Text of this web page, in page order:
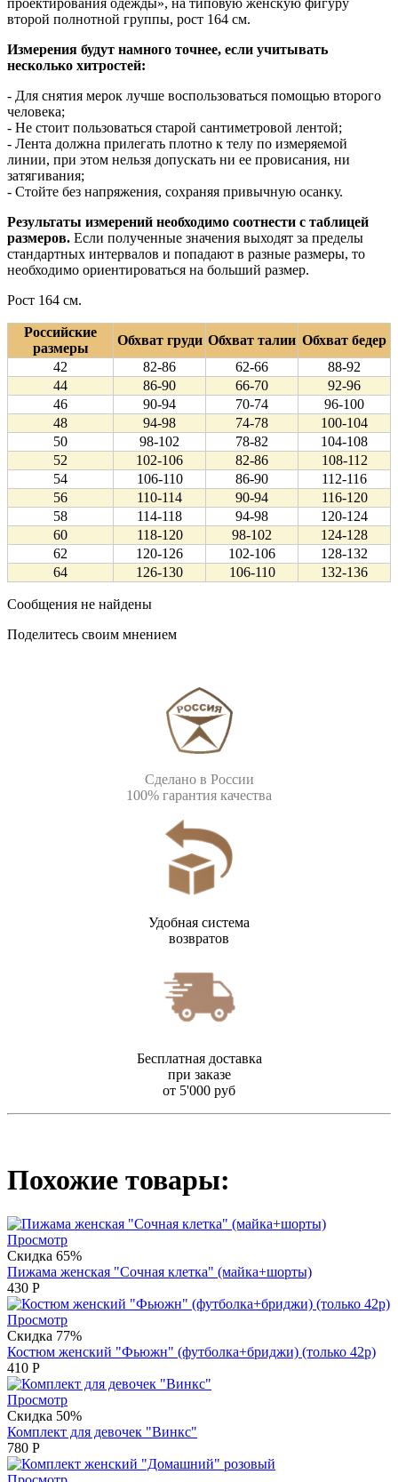
второй полнотной группы, рост 164 см.
Измерения будут намного точнее, если учитывать
несколько хитростей:
- Для снятия мерок лучше воспользоваться помощью второго
человека;
- Не стоит пользоваться старой сантиметровой лентой;
- Лента должна прилегать плотно к телу по измеряемой
линии, при этом нельзя допускать ни ее провисания, ни
затягивания;
- Стойте без напряжения, сохраняя привычную осанку.
Результаты измерений необходимо соотнести с таблицей
размеров. Если полученные значения выходят за пределы
стандартных интервалов и попадают в разные размеры, то
необходимо ориентироваться на больший размер.
Рост 164 см.
Российские
размеры
Обхват груди Обхват талии Обхват бедер
42
82-86 62-66
88-92
44
86-90 66-70
92-96
46
90-94 70-74
96-100
48
94-98 74-78
100-104
50
98-102 78-82
104-108
52
102-106 82-86
108-112
54
106-110 86-90
112-116
56
110-114 90-94
116-120
58
114-118 94-98
120-124
60
118-120 98-102
124-128
62
120-126 102-106
128-132
64
126-130 106-110 132-136
Сообщения не найдены
Поделитесь своим мнением
Сделано в России
100% гарантия качества
Удобная система
возвратов
Бесплатная доставка
при заказе
от 5'000 руб
Похожие товары:
Просмотр
Скидка 65%
Пижама женская "Сочная клетка" (майка+шорты)
430 Р
Просмотр
Скидка 77%
Костюм женский "Фьюжн" (футболка+бриджи) (только 42р)
410 Р
Просмотр
Скидка 50%
Комплект для девочек "Винкс"
780 Р